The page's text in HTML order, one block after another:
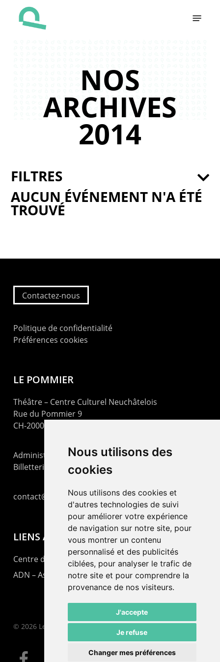
Nous utilisons des
cookies
Nous utilisons des cookies et
d'autres technologies de suivi
pour améliorer votre expérience
de navigation sur notre site, pour
vous montrer un contenu
personnalisé et des publicités
ciblées, pour analyser le trafic de
notre site et pour comprendre la
provenance de nos visiteurs.
J'accepte
Je refuse
Changer mes préférences
NOS
ARCHIVES
2014
AUCUN ÉVÉNEMENT N'A ÉTÉ
TROUVÉ
FILTRES
Contactez-nous
Politique de confidentialité
Préférences cookies
LE POMMIER
Théâtre – Centre Culturel Neuchâtelois
Rue du Pommier 9
CH-2000 Neuchâtel
Administration : +41 32 725 03 03
Billetterie : +41 32 725 05 05
contact@lepommier.ch
LIENS AMIS
Centre de culture ABC
ADN – Association Danse Neuchâtel
© 2026 Le Pommier.
facebook email